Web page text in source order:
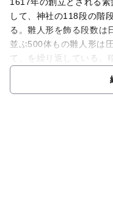
1617年の創立とされる
して、神社の118段の階
る。雛人形を飾る段数は
並ぶ500体もの雛人形は
て、を繰り返している。